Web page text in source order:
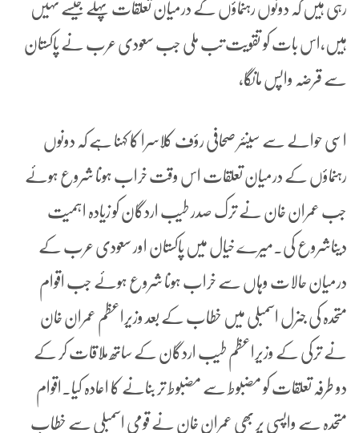
رہی ہیں کہ دونوں رہنماؤں کے درمیان تعلقات پہلے جیسے نہیں
ہیں،اس بات کو تقویت تب ملی جب سعودی عرب نے پاکستان
سے قرضہ واپس مانگا،
اسی حوالے سے سینئر صحافی رؤف کلاسرا کا کہنا ہے کہ دونوں
رہنماؤں کے درمیان تعلقات اس وقت خراب ہونا شروع ہوئے
جب عمران خان نے ترک صدر طیب اردگان کو زیادہ اہمیت
دیناشروع کی۔میرے خیال میں پاکستان اور سعودی عرب کے
درمیان حالات وہاں سے خراب ہونا شروع ہوئے جب اقوام
متحدہ کی جنرل اسمبلی میں خطاب کے بعد وزیراعظم عمران خان
نے ترکی کے وزیراعظم طیب اردگان کے ساتھ ملاقات کر کے
دو طرفہ تعلقات کو مضبوط سے مضبوط تر بنانے کا اعادہ کیا۔اقوام
متحدہ سے واپسی پر بھی عمران خان نے قومی اسمبلی سے خطاب